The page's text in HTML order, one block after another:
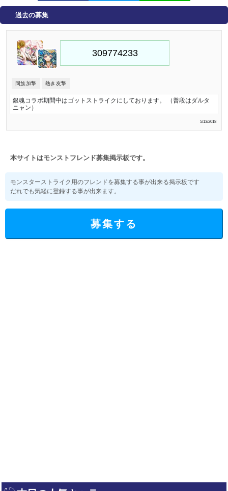
過去の募集
同族加撃 熱き友撃
銀魂コラボ期間中はゴットストライクにしております。 （普段はダルタ
ニャン）
5/13/2018
本サイトはモンストフレンド募集掲示板です。
モンスターストライク用のフレンドを募集する事が出来る掲示板です
だれでも気軽に登録する事が出来ます。
募集する